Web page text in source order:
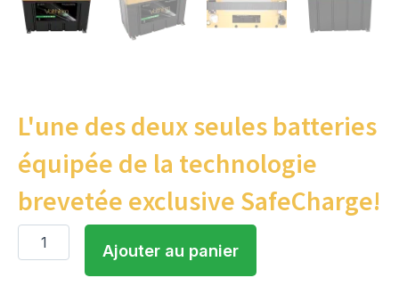
L'une des deux seules batteries
équipée de la technologie
brevetée exclusive SafeCharge!
Ajouter au panier